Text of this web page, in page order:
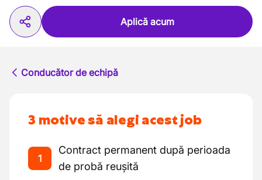
Aplică acum
Conducător de echipă
3 motive să alegi acest job
1
Contract permanent după perioada
de probă reușită